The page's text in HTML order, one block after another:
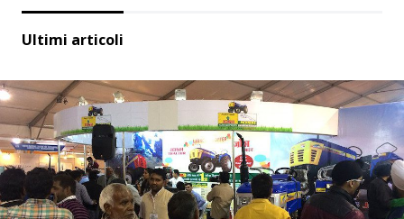
Ultimi articoli